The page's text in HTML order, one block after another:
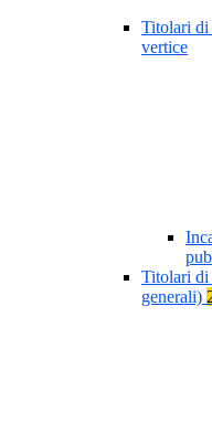
Titolari di
vertice
Titolari di
generali)